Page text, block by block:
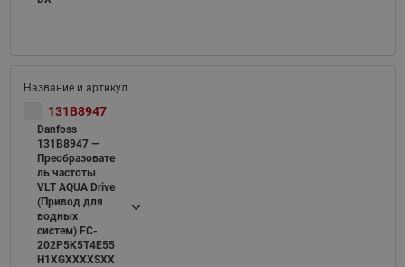
131B8947
Danfoss
131B8947 —
Преобразовате
ль частоты
VLT AQUA Drive
(Привод для
водных
систем) FC-
202P5K5T4E55
H1XGXXXXSXX